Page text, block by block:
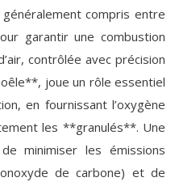
compris entre
garantir une combustion
contrôlée avec précision
joue un rôle essentiel
en fournissant l’oxygène
les **granulés**. Une
minimiser les émissions
de carbone) et de